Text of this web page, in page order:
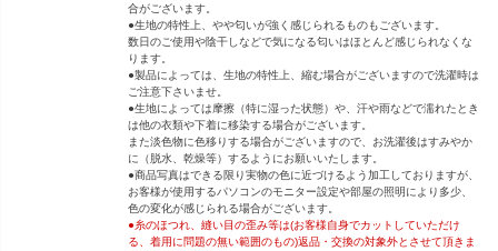
合がございます。
●生地の特性上、やや匂いが強く感じられるものもございます。
数日のご使用や陰干しなどで気になる匂いはほとんど感じられなくな
ります。
●製品によっては、生地の特性上、縮む場合がございますので洗濯時は
ご注意下さいませ。
●生地によっては摩擦（特に湿った状態）や、汗や雨などで濡れたとき
は他の衣類や下着に移染する場合がございます。
また淡色物に色移りする場合がございますので、お洗濯後はすみやか
に（脱水、乾燥等）するようにお願いいたします。
●商品写真はできる限り実物の色に近づけるよう加工しておりますが、
お客様が使用するパソコンのモニター設定や部屋の照明により多少、
色の変化が感じられる場合がございます。
●糸のほつれ、縫い目の歪み等は(お客様自身でカットしていただけ
る、着用に問題の無い範囲のもの)返品・交換の対象外とさせて頂きま